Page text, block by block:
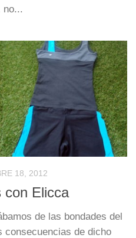
no...
18, 2012
con Elicca
de las bondades del
consecuencias de dicho